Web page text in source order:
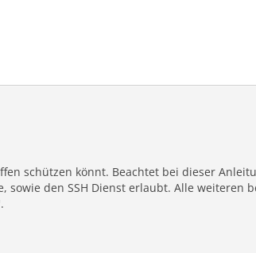
schützen könnt. Beachtet bei dieser
den SSH Dienst erlaubt. Alle weiteren